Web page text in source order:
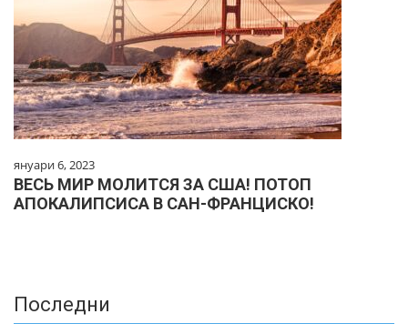
януари 6, 2023
ВЕСЬ МИР МОЛИТСЯ ЗА США! ПОТОП
АПОКАЛИПСИСА В САН-ФРАНЦИСКО!
Последни